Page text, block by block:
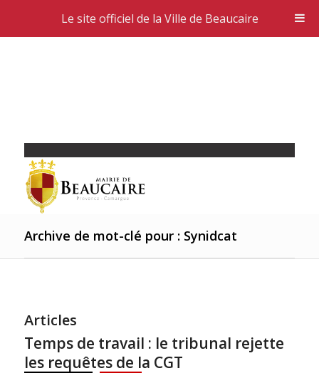
Archive de mot-clé pour : Synidcat
Articles
Temps de travail : le tribunal rejette
les requêtes de la CGT
Le site officiel de la Ville de Beaucaire